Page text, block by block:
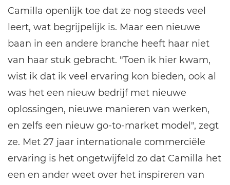
Camilla openlijk toe dat ze nog steeds veel
leert, wat begrijpelijk is. Maar een nieuwe
baan in een andere branche heeft haar niet
van haar stuk gebracht. "Toen ik hier kwam,
wist ik dat ik veel ervaring kon bieden, ook al
was het een nieuw bedrijf met nieuwe
oplossingen, nieuwe manieren van werken,
en zelfs een nieuw go-to-market model", zegt
ze. Met 27 jaar internationale commerciële
ervaring is het ongetwijfeld zo dat Camilla het
een en ander weet over het inspireren van